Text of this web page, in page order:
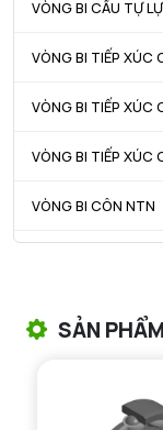
VÒNG BI CẦU TỰ
VÒNG BI TIẾP XÚC
VÒNG BI TIẾP XÚC
VÒNG BI TIẾP XÚC
VÒNG BI CÔN NTN
VÒNG BI KIM NTN
SẢN